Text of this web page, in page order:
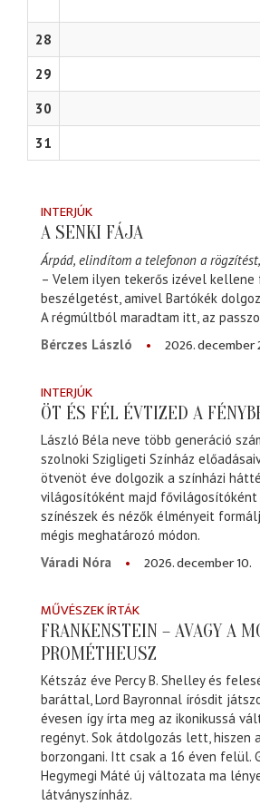
28
29
30
31
INTERJÚK
A SENKI FÁJA
Árpád, elindítom a telefonon a
– Velem ilyen tekerős izével
beszélgetést, amivel Bartókék
A régmúltból maradtam itt, az
Bérczes László
2026. december
INTERJÚK
ÖT ÉS FÉL ÉVTIZED A
László Béla neve több generáció
szolnoki Szigligeti Színház
ötvenöt éve dolgozik a színházi
világosítóként majd fővilágosítóként
színészek és nézők élményeit
mégis meghatározó módon.
Váradi Nóra
2026. december 10.
MŰVÉSZEK ÍRTÁK
FRANKENSTEIN – AVAGY A
PROMÉTHEUSZ
Kétszáz éve Percy B. Shelley és
baráttal, Lord Bayronnal írósdit
évesen így írta meg az ikonikussá
regényt. Sok átdolgozás lett, hiszen
borzongani. Itt csak a 16 éven felül.
Hegymegi Máté új változata ma
látványszínház.